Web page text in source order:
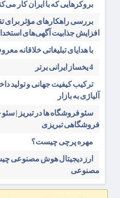
بروکرهایی‌ که با ایران کار
بررسی راهکارهای مؤثر برای
افزایش جذابیت آگهی‌های
با هدایای تبلیغاتی خلاقانه
4 یخساز ایرانی برتر
ترکیب کیفیت جهانی و تولید
آلیاژی به بازار
سئو فروشگاه‌ ها در تبریز |
فروشگاهی تبریزی
مهره پرچی چیست؟
ارز دیجیتال هوش مصنوعی
مصنوعی